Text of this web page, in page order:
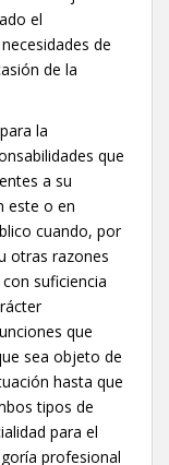
el
de
de la
la
que
a su
este o en
cuando, por
otras razones
suficiencia
que
sea objeto de
hasta que
tipos de
para el
profesional